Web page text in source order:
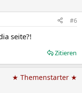
#6
seite?!
Zitieren
★ Themenstarter ★